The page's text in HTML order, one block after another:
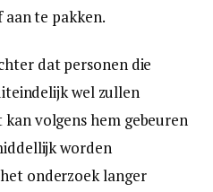
te pakken.
dat personen die
wel zullen
volgens hem gebeuren
worden
onderzoek langer